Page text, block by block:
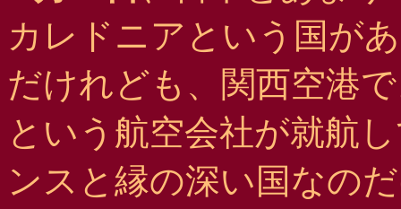
カレドニアという国が
だけれども、関西空港
という航空会社が就航
ンスと縁の深い国なの